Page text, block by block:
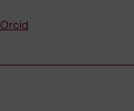
Orcid